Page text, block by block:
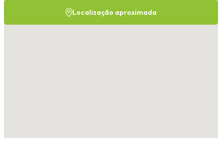
Localização aproximada